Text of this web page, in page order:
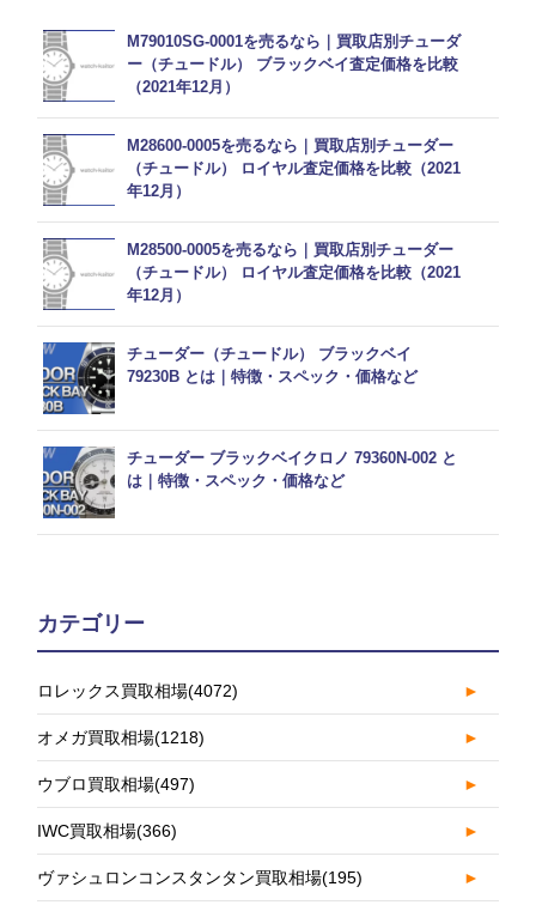
M79010SG-0001を売るなら｜買取店別チューダ
ー（チュードル） ブラックベイ査定価格を比較
（2021年12月）
M28600-0005を売るなら｜買取店別チューダー
（チュードル） ロイヤル査定価格を比較（2021
年12月）
M28500-0005を売るなら｜買取店別チューダー
（チュードル） ロイヤル査定価格を比較（2021
年12月）
チューダー（チュードル） ブラックベイ
79230B とは｜特徴・スペック・価格など
チューダー ブラックベイクロノ 79360N-002 と
は｜特徴・スペック・価格など
カテゴリー
ロレックス買取相場(4072) ►
オメガ買取相場(1218) ►
ウブロ買取相場(497) ►
IWC買取相場(366) ►
ヴァシュロンコンスタンタン買取相場(195) ►